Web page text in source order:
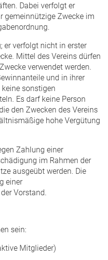
Dabei verfolgt er
gemeinnützige Zwecke im
er verfolgt nicht in erster
Mittel des Vereins dürfen
verwendet werden.
und in ihrer
sonstigen
Es darf keine Person
den Zwecken des Vereins
hohe Vergütung
Zahlung einer
im Rahmen der
ausgeübt werden. Die
einer
Vorstand.
sein:
Mitglieder)